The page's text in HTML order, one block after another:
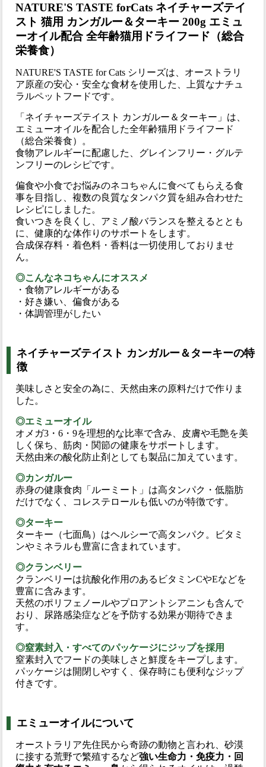
NATURE'S TASTE forCats ネイチャーズテイ
スト 猫用 カンガルー＆ターキー 200g エミュ
ーオイル配合 全年齢猫用ドライフード（総合
栄養食）
NATURE'S TASTE for Cats シリーズは、オーストラリ
ア原産の安心・安全な食材を使用した、上質なナチュ
ラルペットフードです。
「ネイチャーズテイスト カンガルー＆ターキー」は、
エミューオイルを配合した全年齢猫用ドライフード
（総合栄養食）。
食物アレルギーに配慮した、グレインフリー・グルテ
ンフリーのレシピです。
偏食や小食でお悩みのネコちゃんに食べてもらえる食
事を目指し、複数の良質なタンパク質を組み合わせた
レシピにしました。
食いつきを良くし、アミノ酸バランスを整えるととも
に、健康的な体作りのサポートをします。
合成保存料・着色料・香料は一切使用しておりませ
ん。
◎こんなネコちゃんにオススメ
・食物アレルギーがある
・好き嫌い、偏食がある
・体調管理がしたい
ネイチャーズテイスト カンガルー＆ターキーの特
徴
美味しさと安全の為に、天然由来の原料だけで作りま
した。
◎エミューオイル
オメガ3・6・9を理想的な比率で含み、皮膚や毛艶を美
しく保ち、筋肉・関節の健康をサポートします。
天然由来の酸化防止剤としても製品に加えています。
◎カンガルー
赤身の健康食肉「ルーミート」は高タンパク・低脂肪
だけでなく、コレステロールも低いのが特徴です。
◎ターキー
ターキー（七面鳥）はヘルシーで高タンパク。ビタミ
ンやミネラルも豊富に含まれています。
◎クランベリー
クランベリーは抗酸化作用のあるビタミンCやEなどを
豊富に含みます。
天然のポリフェノールやプロアントシアニンも含んで
おり、尿路感染症などを予防する効果が期待できま
す。
◎窒素封入・すべてのパッケージにジップを採用
窒素封入でフードの美味しさと鮮度をキープします。
パッケージは開閉しやすく、保存時にも便利なジップ
付きです。
エミューオイルについて
オーストラリア先住民から奇跡の動物と言われ、砂漠
に接する荒野で繁殖するなど強い生命力・免疫力・回